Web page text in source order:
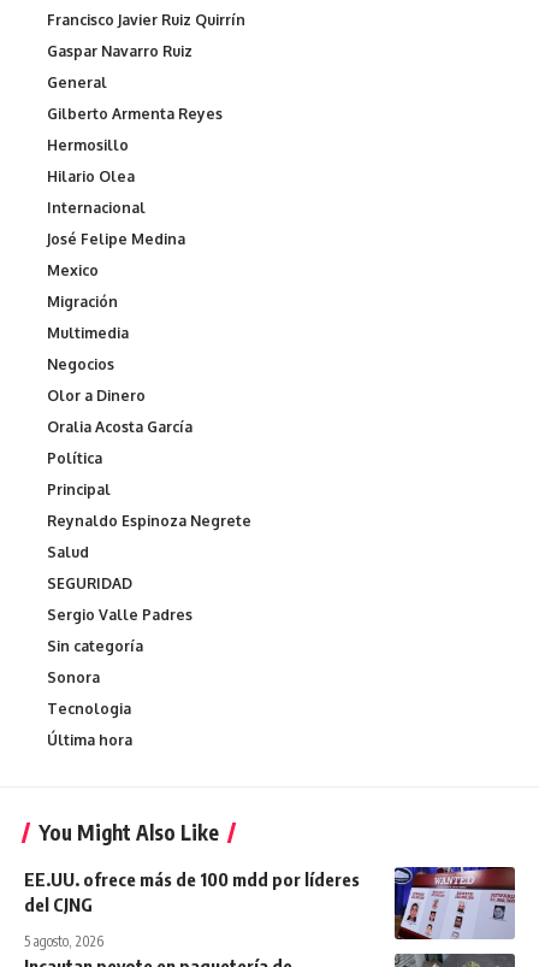
Francisco Javier Ruiz Quirrín
Gaspar Navarro Ruiz
General
Gilberto Armenta Reyes
Hermosillo
Hilario Olea
Internacional
José Felipe Medina
Mexico
Migración
Multimedia
Negocios
Olor a Dinero
Oralia Acosta García
Política
Principal
Reynaldo Espinoza Negrete
Salud
SEGURIDAD
Sergio Valle Padres
Sin categoría
Sonora
Tecnologia
Última hora
You Might Also Like
EE.UU. ofrece más de 100 mdd por líderes
del CJNG
5 agosto, 2026